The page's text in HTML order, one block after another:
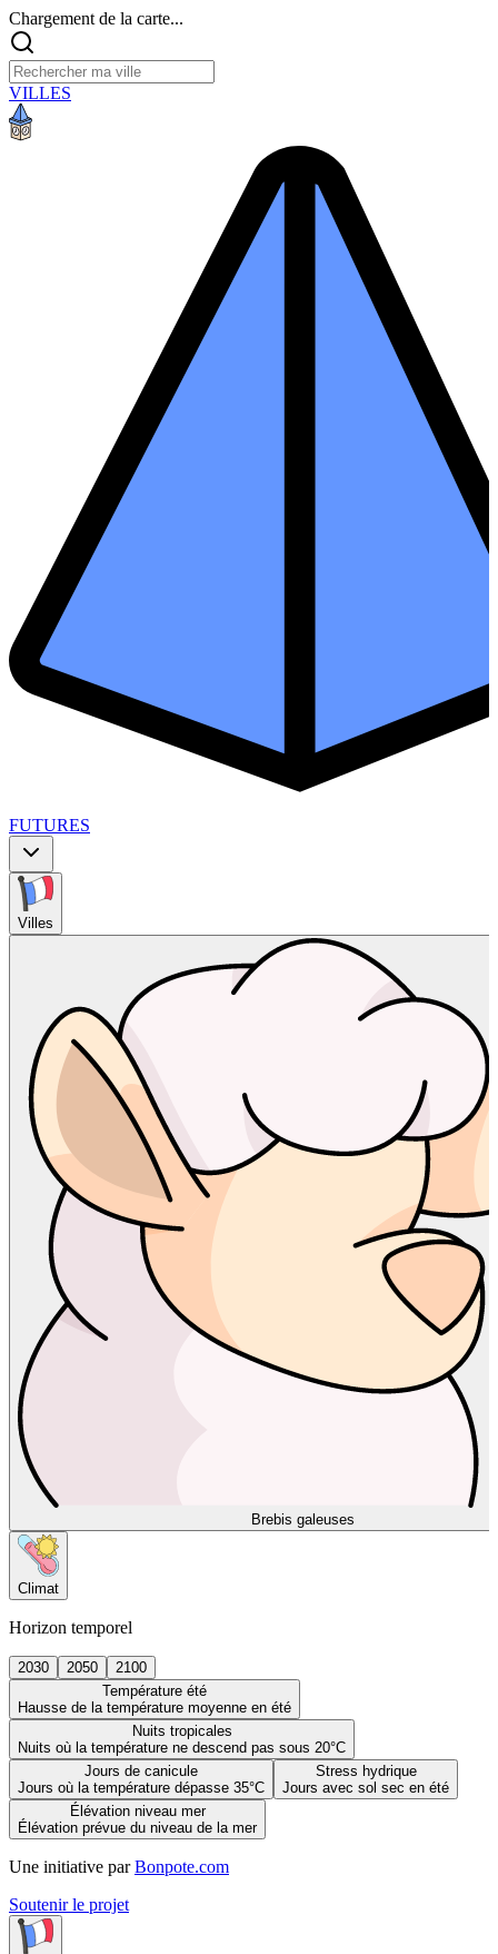
Chargement de la carte...
VILLES
FUTURES
Villes
Brebis galeuses
Climat
Horizon temporel
2030 2050
2100
Température été
Hausse de la température moyenne en été
Nuits tropicales
Nuits où la température ne descend pas sous 20°C
Jours de canicule
Jours où la température dépasse 35°C
Stress hydrique
Jours avec sol sec en été
Élévation niveau mer
Élévation prévue du niveau de la mer
Une initiative par Bonpote.com
Soutenir le projet